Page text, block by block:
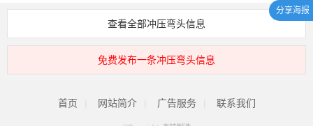
查看全部冲压弯头信息
免费发布一条冲压弯头信息
首页 网站简介 广告服务 联系我们
分享海报